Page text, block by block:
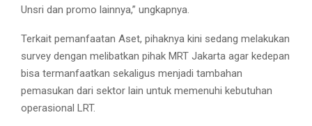
Unsri dan promo lainnya,” ungkapnya.
Terkait pemanfaatan Aset, pihaknya kini sedang melakukan
survey dengan melibatkan pihak MRT Jakarta agar kedepan
bisa termanfaatkan sekaligus menjadi tambahan
pemasukan dari sektor lain untuk memenuhi kebutuhan
operasional LRT.